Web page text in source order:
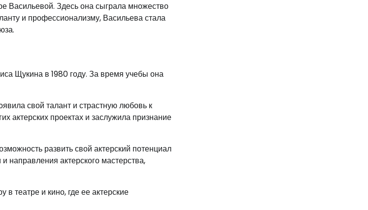
Васильевой. Здесь она сыграла множество
и профессионализму, Васильева стала
Щукина в 1980 году. За время учебы она
свой талант и страстную любовь к
актерских проектах и заслужила признание
развить свой актерский потенциал
направления актерского мастерства,
театре и кино, где ее актерские